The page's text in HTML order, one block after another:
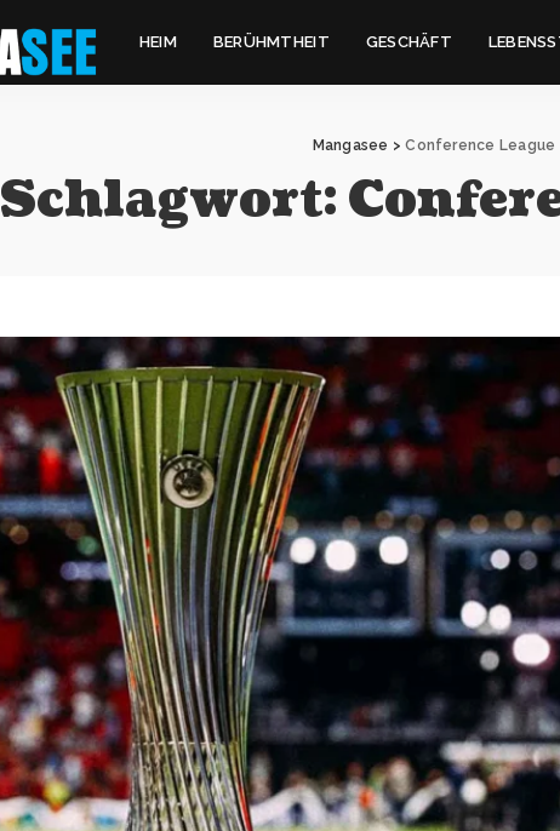
HEIM BERÜHMTHEIT GESCHÄFT
Mangasee >Conference League
Schlagwort: